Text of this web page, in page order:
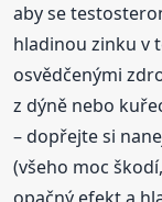
aby se
hladinou zinku v
osvědčenými
z dýně nebo
– dopřejte si
(všeho moc